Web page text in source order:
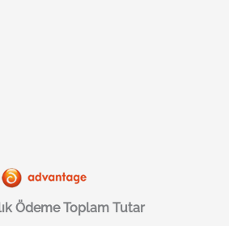
Ödeme Toplam Tutar